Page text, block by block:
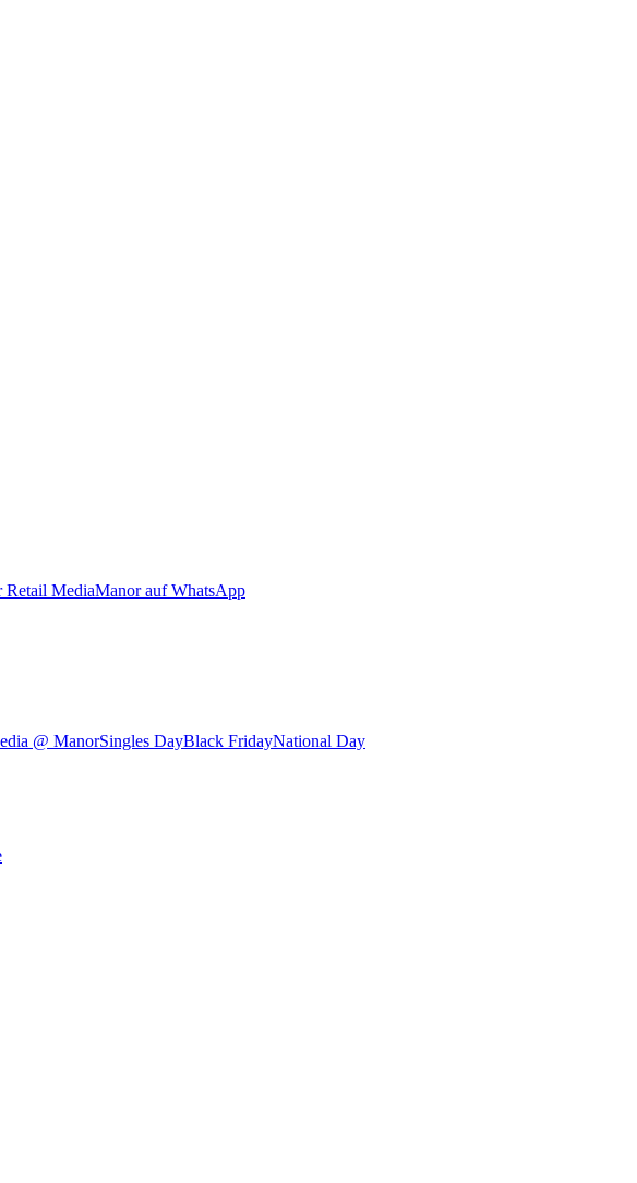
Retail MediaManor auf WhatsApp
@ ManorSingles DayBlack FridayNational Day